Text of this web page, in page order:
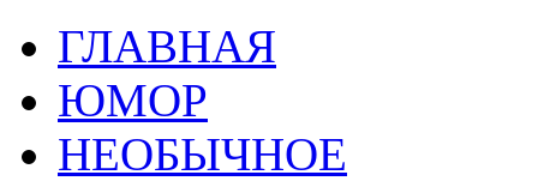
ГЛАВНАЯ
ЮМОР
НЕОБЫЧНОЕ